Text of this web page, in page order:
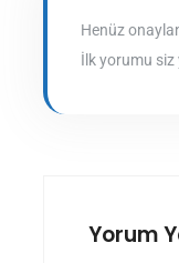
Henüz
İlk yorumu siz
Yorum